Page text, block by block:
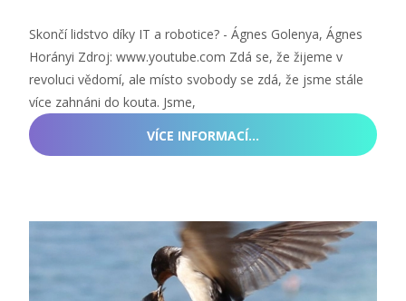
Skončí lidstvo díky IT a robotice? - Ágnes Golenya, Ágnes
Horányi Zdroj: www.youtube.com Zdá se, že žijeme v
revoluci vědomí, ale místo svobody se zdá, že jsme stále
více zahnáni do kouta. Jsme,
VÍCE INFORMACÍ…